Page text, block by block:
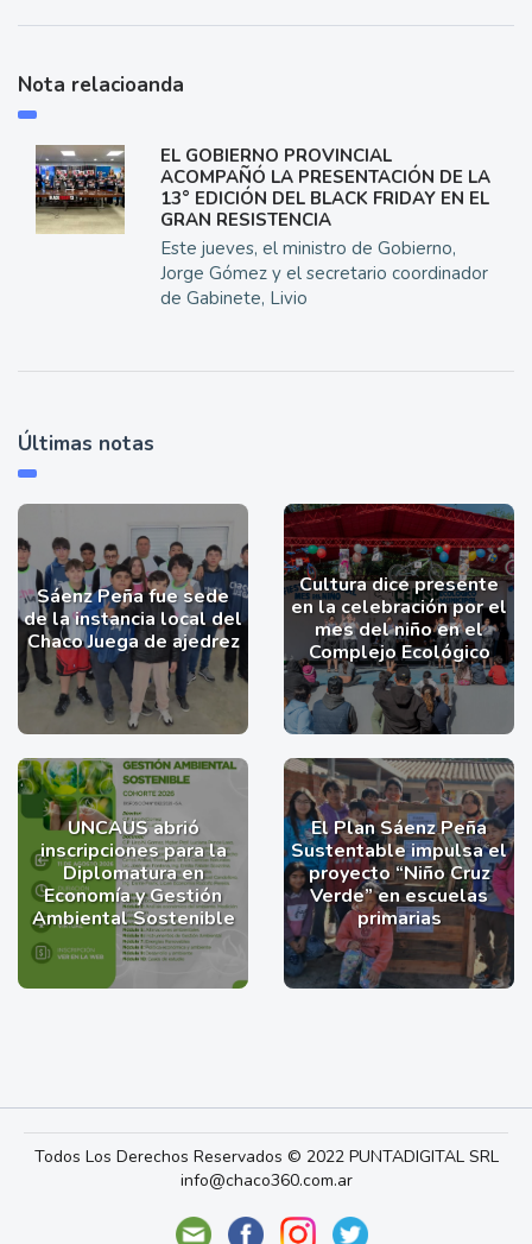
Nota relacioanda
EL GOBIERNO PROVINCIAL
ACOMPAÑÓ LA PRESENTACIÓN DE LA
13° EDICIÓN DEL BLACK FRIDAY EN EL
GRAN RESISTENCIA
Este jueves, el ministro de Gobierno,
Jorge Gómez y el secretario coordinador
de Gabinete, Livio
Últimas notas
Sáenz Peña fue sede
de la instancia local del
Chaco Juega de ajedrez
Cultura dice presente
en la celebración por el
mes del niño en el
Complejo Ecológico
UNCAUS abrió
inscripciones para la
Diplomatura en
Economía y Gestión
Ambiental Sostenible
El Plan Sáenz Peña
Sustentable impulsa el
proyecto “Niño Cruz
Verde” en escuelas
primarias
Todos Los Derechos Reservados © 2022 PUNTADIGITAL SRL
info@chaco360.com.ar